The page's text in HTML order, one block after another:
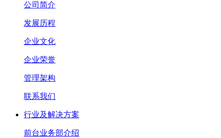
公司简介
发展历程
企业文化
企业荣誉
管理架构
联系我们
行业及解决方案
前台业务部介绍